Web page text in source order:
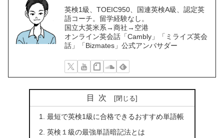
英検1級、TOEIC950、国連英検A級、認定英
語コーチ。留学経験なし。
国立大英米系→商社→空港
オンライン英会話「Cambly」「ミライズ英会
話」「Bizmates」公式アンバサダー
目次
最短で英検1級に合格できるおすすめ単語帳
英検１級の最強単語暗記法とは